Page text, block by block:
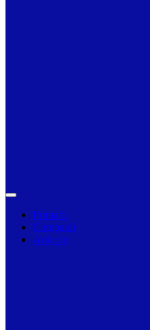
Primarii
Companii
Articole